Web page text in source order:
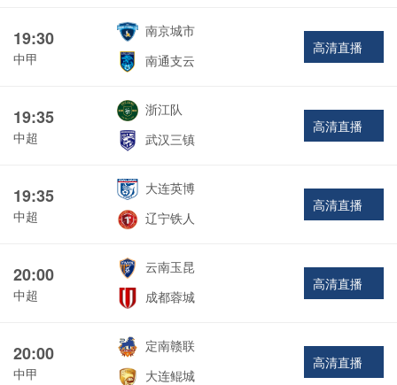
19:30
中甲
南京城市
南通支云
高清直播
19:35
中超
浙江队
武汉三镇
高清直播
19:35
中超
大连英博
辽宁铁人
高清直播
20:00
中超
云南玉昆
成都蓉城
高清直播
20:00
中甲
定南赣联
大连鲲城
高清直播